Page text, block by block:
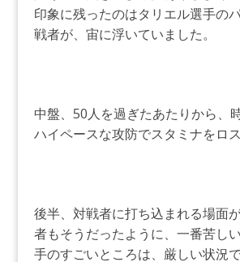
印象に残ったのはタリエル選手の
戦者が、宙に浮いていました。
中盤、50人を過ぎたあたりから、
ハイペースな攻防でスタミナをロ
後半、対戦者に打ち込まれる場面
者もそうだったように、一番苦し
手のすごいところは、厳しい状況